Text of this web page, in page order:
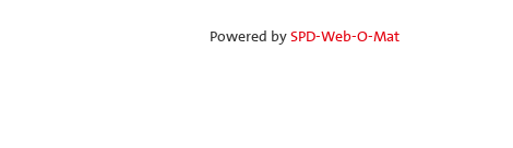
Powered bySPD-Web-O-Mat